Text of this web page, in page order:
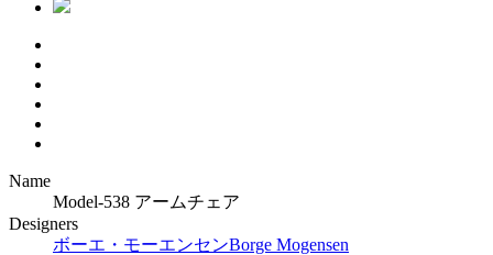
Name
Model-538 アームチェア
Designers
ボーエ・モーエンセンBorge Mogensen